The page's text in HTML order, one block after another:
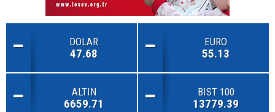
DOLAR
47.68
EURO
55.13
ALTIN
6659.71
BIST 100
13779.39